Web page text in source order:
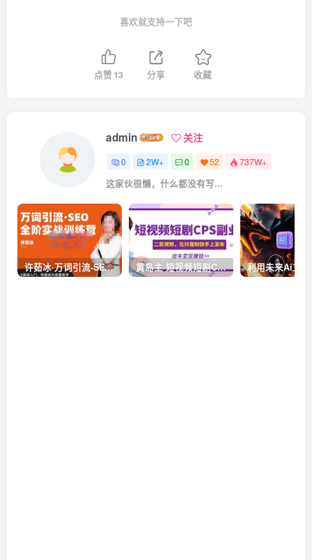
喜欢就支持一下吧
点赞13 分享 收藏
admin 关注
0 2W+ 0 52 737W+
这家伙很懒，什么都没有写...
许茹冰·万词引流-SEO全阶实战训练营，0基础入门，快速成为流量高手 黄岛主·短视频短剧CPS副业项目：二剪视频在抖音和快手上发布，挂车变现